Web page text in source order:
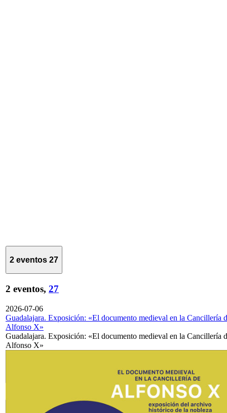
2 eventos 27
2 eventos, 27
2026-07-06
Guadalajara. Exposición: «El documento medieval en la Cancillería
Alfonso X»
Guadalajara. Exposición: «El documento medieval en la Cancillería
Alfonso X»